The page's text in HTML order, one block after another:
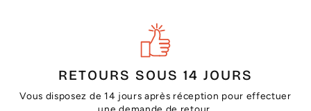
RETOURS SOUS 14 JOURS
Vous disposez de 14 jours après réception pour effectuer